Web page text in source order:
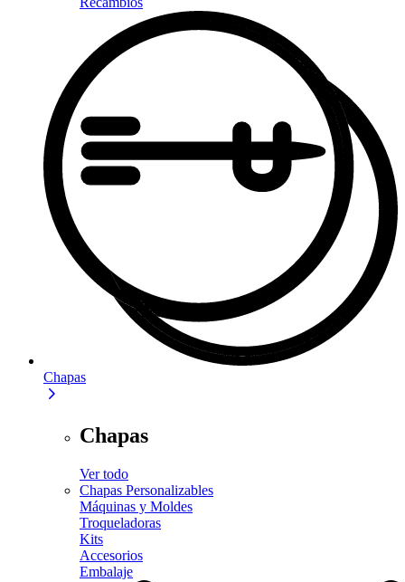
Chapas
Chapas
Ver todo
Chapas Personalizables
Máquinas y Moldes
Troqueladoras
Kits
Accesorios
Embalaje